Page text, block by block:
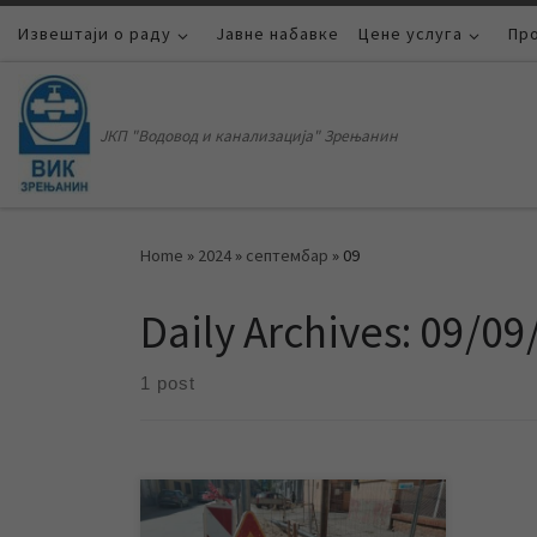
Skip to content
Извештаји о раду Јавне набавке Цене услуга
ЈКП "Водовод и канализација" Зрењанин
Home » 2024 » септембар » 09
Daily Archives: 09/
1 post
У уторак се настављају започети